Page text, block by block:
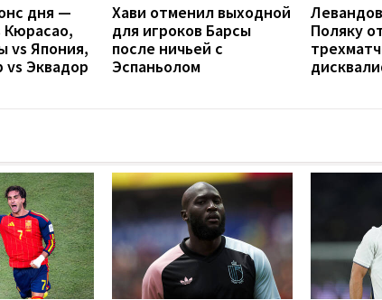
дня —
Кюрасао,
vs Япония,
vs Эквадор
Хави отменил выходной
для игроков Барсы
после ничьей с
Эспаньолом
Поляку